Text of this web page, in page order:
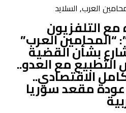
العرب, السلايد
مع التلفزيون
“المحامين العرب”
بشأن القضية
مع العدو..
الاقتصادي..
مقعد سوريا